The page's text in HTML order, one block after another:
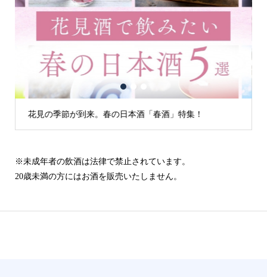
花見の季節が到来。春の日本酒「春酒」特集！
1 2
※未成年者の飲酒は法律で禁止されています。
20歳未満の方にはお酒を販売いたしません。